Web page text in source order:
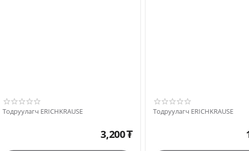
Тодруулагч ERICHKRAUSE
3,200₮
Тодруулагч ERICHKRAUSE